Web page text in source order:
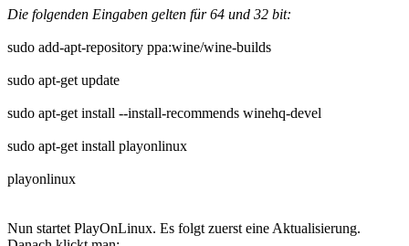
Die folgenden Eingaben gelten für 64 und 32 bit:
sudo add-apt-repository ppa:wine/wine-builds
sudo apt-get update
sudo apt-get install --install-recommends winehq-devel
sudo apt-get install playonlinux
playonlinux
Nun startet PlayOnLinux. Es folgt zuerst eine Aktualisierung.